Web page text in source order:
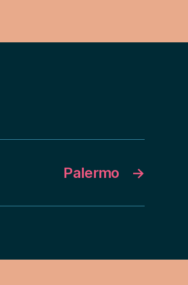
→
Palermo